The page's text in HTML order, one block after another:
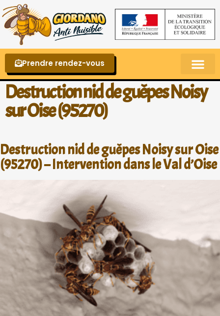
Prendre rendez-vous
Destruction nid de guêpes Noisy
sur Oise (95270)
Destruction nid de guêpes Noisy sur Oise
(95270) – Intervention dans le Val d’Oise